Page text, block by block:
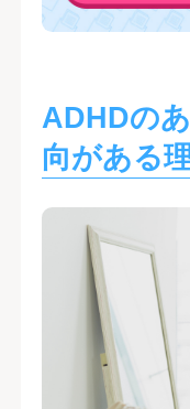
ADHDの
向がある